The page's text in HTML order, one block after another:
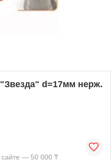
d=17мм нерж.
— 50 000 ₸